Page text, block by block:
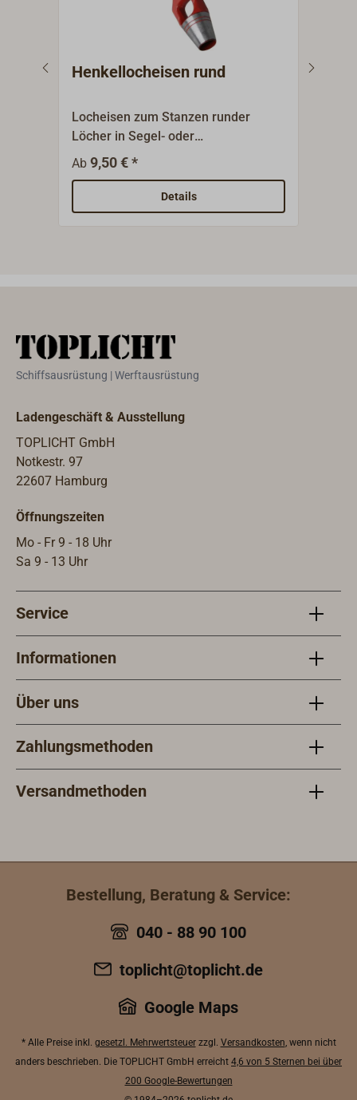
Henkellocheisen rund
Locheisen zum Stanzen runder
Löcher in Segel- oder
Persenningtuch.Qualitätswerkzeug
aus Remscheid, Werkzeugstahl C35-
C45, Schneide gehärtet und
angelassen (HRC 47-52), Pfeife
Ab9,50 € *
Details
Schiffsausrüstung | Werftausrüstung
Ladengeschäft & Ausstellung
TOPLICHT GmbH
Notkestr. 97
22607 Hamburg
Öffnungszeiten
Mo - Fr 9 - 18 Uhr
Sa 9 - 13 Uhr
Service
Informationen
Über uns
Zahlungsmethoden
Versandmethoden
Bestellung, Beratung & Service:
040 - 88 90 100
toplicht@toplicht.de
Google Maps
* Alle Preise inkl. gesetzl. Mehrwertsteuerzzgl. Versandkosten, wenn nicht
anders beschrieben. Die TOPLICHT GmbH erreicht 4,6 von 5 Sternen bei über
200 Google-Bewertungen